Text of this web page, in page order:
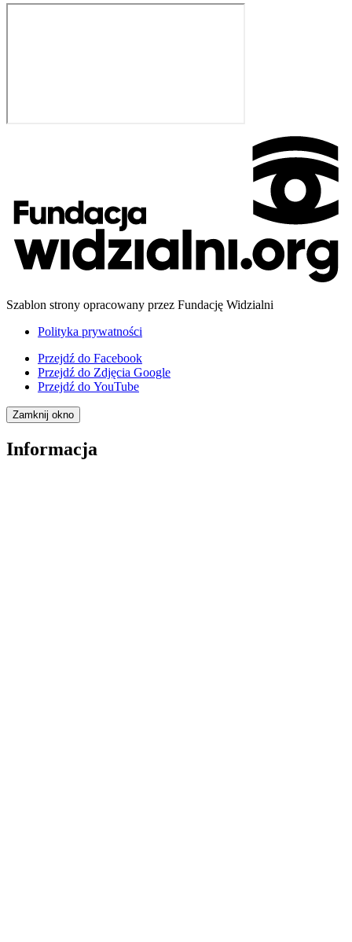
Szablon strony opracowany przez Fundację Widzialni
Polityka prywatności
Przejdź do Facebook
Przejdź do Zdjęcia Google
Przejdź do YouTube
Zamknij okno
Informacja